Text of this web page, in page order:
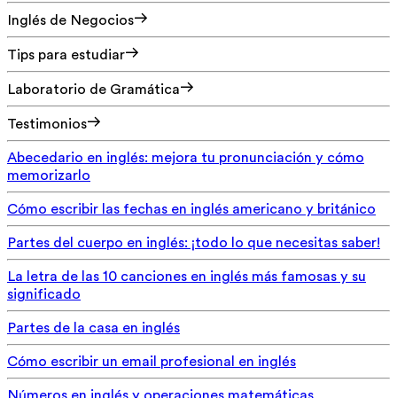
Inglés de Negocios
Tips para estudiar
Laboratorio de Gramática
Testimonios
Abecedario en inglés: mejora tu pronunciación y cómo
memorizarlo
Cómo escribir las fechas en inglés americano y británico
Partes del cuerpo en inglés: ¡todo lo que necesitas saber!
La letra de las 10 canciones en inglés más famosas y su
significado
Partes de la casa en inglés
Cómo escribir un email profesional en inglés